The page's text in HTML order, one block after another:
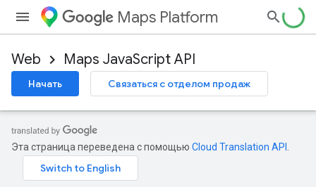
Maps Platform
Web Maps JavaScript API
Начать Связаться с отделом продаж
Эта страница переведена с помощью Cloud Translation API